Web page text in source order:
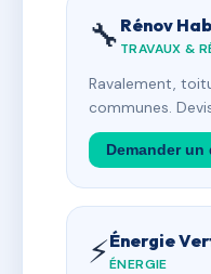
🔧 Rénov
TRAVAUX &
Ravalement,
communes.
Demander
⚡Énergie
ÉNERGIE